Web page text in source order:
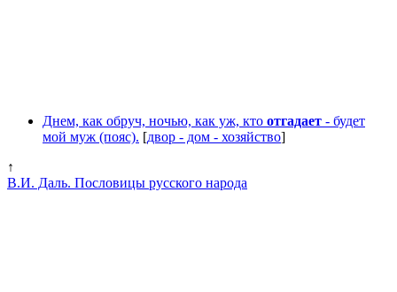
Днем, как обруч, ночью, как уж, кто отгадает - будет
мой муж (пояс). [двор - дом - хозяйство]
↑
В.И. Даль. Пословицы русского народа